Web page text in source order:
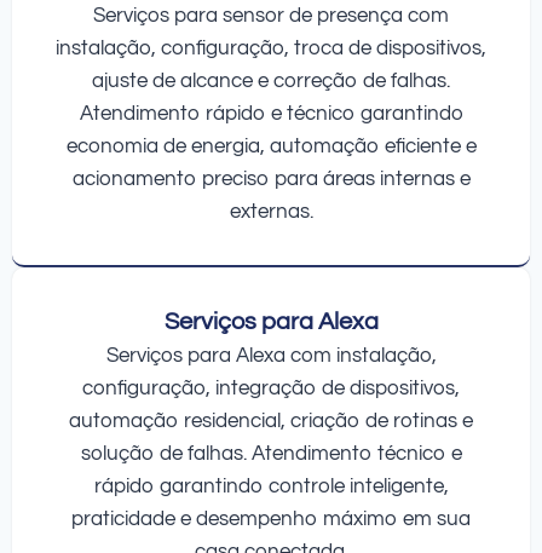
Serviços para sensor de presença com
instalação, configuração, troca de dispositivos,
ajuste de alcance e correção de falhas.
Atendimento rápido e técnico garantindo
economia de energia, automação eficiente e
acionamento preciso para áreas internas e
externas.
Serviços para Alexa
Serviços para Alexa com instalação,
configuração, integração de dispositivos,
automação residencial, criação de rotinas e
solução de falhas. Atendimento técnico e
rápido garantindo controle inteligente,
praticidade e desempenho máximo em sua